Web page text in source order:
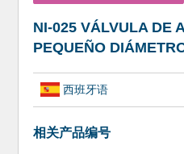
NI-025 VÁLVULA DE
PEQUEÑO
西班牙语
相关产品编号